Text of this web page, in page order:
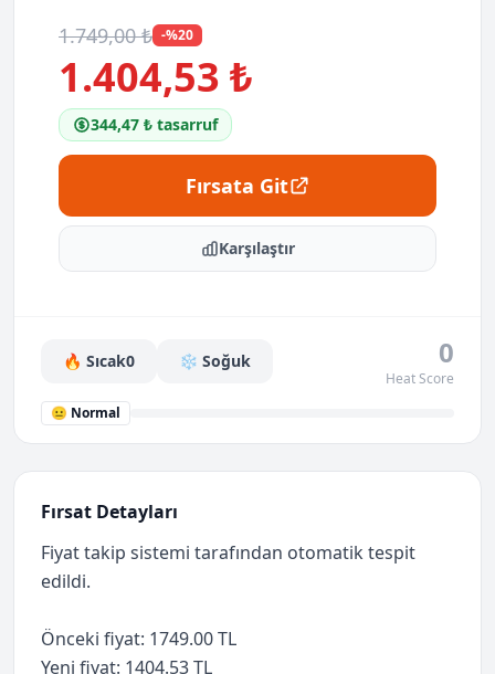
1.749,00 ₺ -%20
1.404,53 ₺
344,47 ₺ tasarruf
Fırsata Git
Karşılaştır
🔥 Sıcak0 ❄️ Soğuk 0
Heat Score
😐 Normal
Fırsat Detayları
Fiyat takip sistemi tarafından otomatik tespit
edildi.
Önceki fiyat: 1749.00 TL
Yeni fiyat: 1404.53 TL